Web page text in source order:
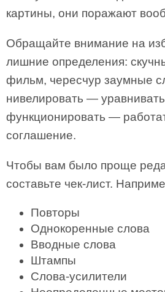
картины, они поражают
Обращайте внимание на
лишние определения:
фильм, чересчур заумные
нивелировать —
функционировать —
соглашение.
Чтобы вам было проще
составьте чек-лист.
Повторы
Однокоренные слова
Вводные слова
Штампы
Слова-усилители